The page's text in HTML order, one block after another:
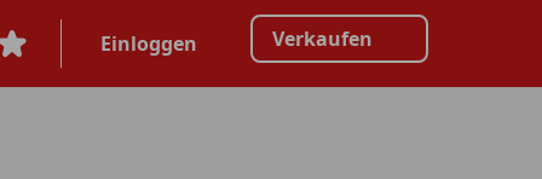
Einloggen Verkaufen